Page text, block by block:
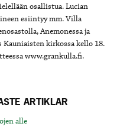
osallistua. Lucian
esiintyy mm. Villa
Anemonessa ja
kirkossa kello 18.
www.grankulla.fi.
ARTIKLAR
alle